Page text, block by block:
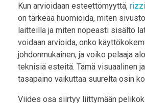
Kun arvioidaan esteettömyyttä,
on tärkeää huomioida, miten
laitteilla ja miten nopeasti sisältö
voidaan arvioida, onko
johdonmukainen, ja voiko pelaaja
teknisiä esteitä. Tämä visuaalinen
tasapaino vaikuttaa suurelta osin
Viides osa siirtyy liittymään